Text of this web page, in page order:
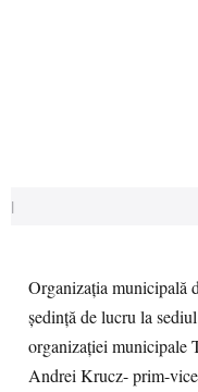
|
Organizația municipală
ședință de lucru la
organizației municipale
Andrei Krucz- prim-